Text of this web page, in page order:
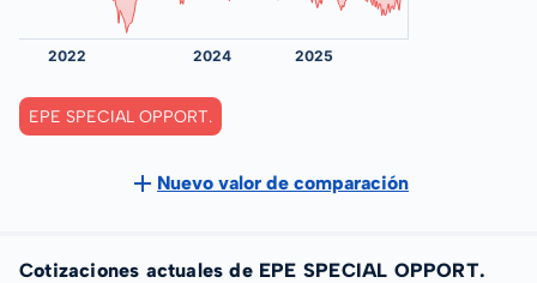
EPE SPECIAL OPPORT.
Nuevo valor de comparación
Cotizaciones actuales de EPE SPECIAL OPPORT.